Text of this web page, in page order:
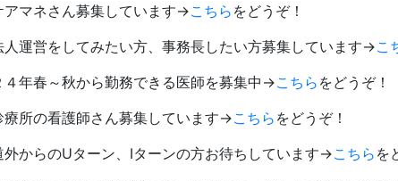
アマネさん募集しています→こちら をどうぞ！
人運営をしてみたい方、事務長したい方募集しています→こ
４年春～秋から勤務できる医師を募集中→こちら をどうぞ！
療所の看護師さん募集しています→こちら をどうぞ！
外からのUターン、Iターンの方お待ちしています→こちら を